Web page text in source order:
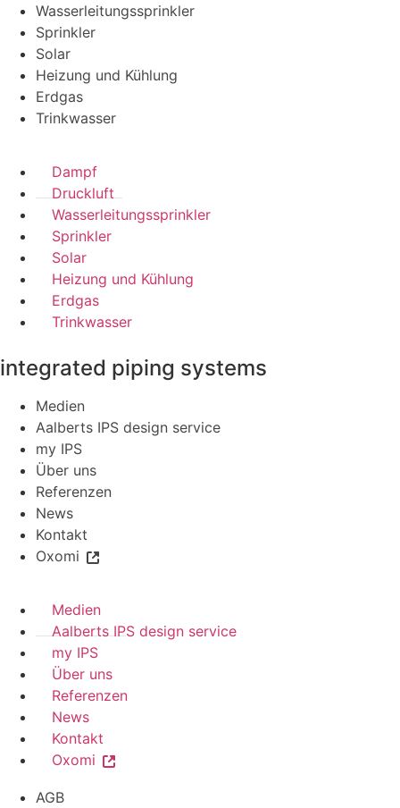
Wasserleitungssprinkler
Sprinkler
Solar
Heizung und Kühlung
Erdgas
Trinkwasser
Dampf
Druckluft
Wasserleitungssprinkler
Sprinkler
Solar
Heizung und Kühlung
Erdgas
Trinkwasser
integrated piping systems
Medien
Aalberts IPS design service
my IPS
Über uns
Referenzen
News
Kontakt
Oxomi
Medien
Aalberts IPS design service
my IPS
Über uns
Referenzen
News
Kontakt
Oxomi
AGB